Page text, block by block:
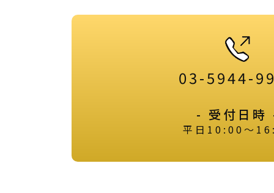
03-5944-
- 受付日時
平日10:00～